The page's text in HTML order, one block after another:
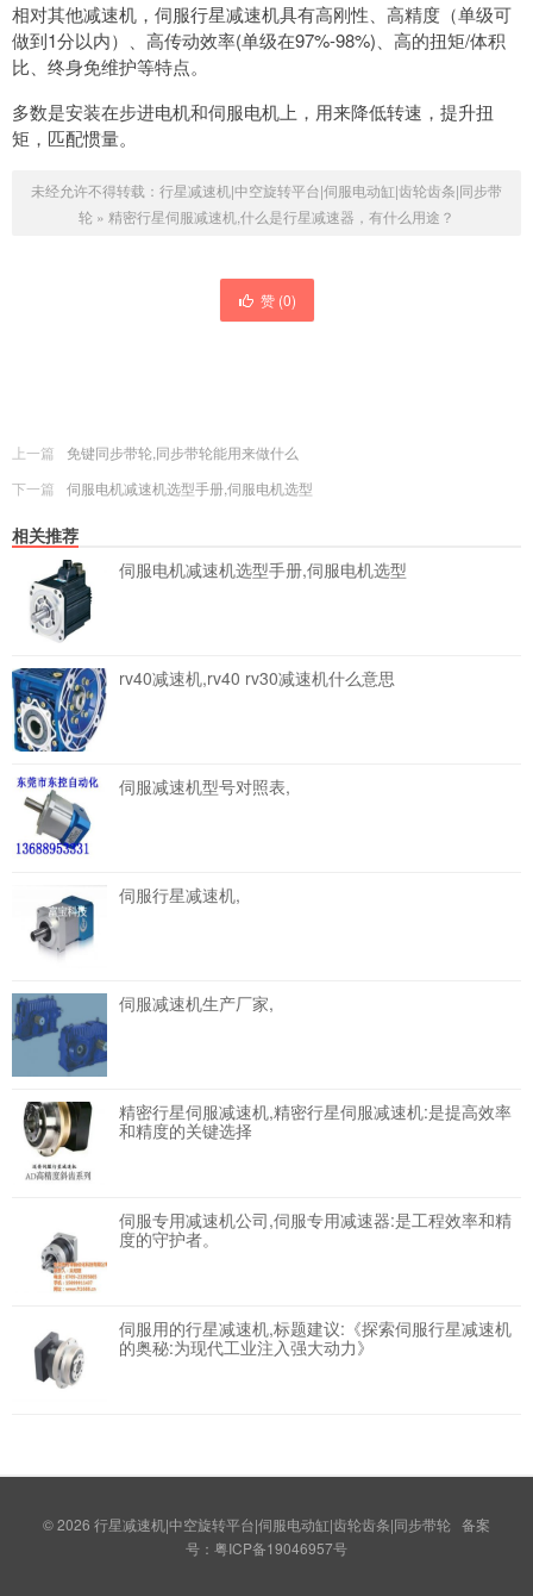
相对其他减速机，伺服行星减速机具有高刚性、高精度（单级可
做到1分以内）、高传动效率(单级在97%-98%)、高的扭矩/体积
比、终身免维护等特点。
多数是安装在步进电机和伺服电机上，用来降低转速，提升扭
矩，匹配惯量。
未经允许不得转载： 行星减速机|中空旋转平台|伺服电动缸|齿轮齿条|同步带
轮 » 精密行星伺服减速机,什么是行星减速器，有什么用途？
赞 (0)
上一篇
免键同步带轮,同步带轮能用来做什么
下一篇
伺服电机减速机选型手册,伺服电机选型
相关推荐
伺服电机减速机选型手册,伺服电机选型
rv40减速机,rv40 rv30减速机什么意思
伺服减速机型号对照表,
伺服行星减速机,
伺服减速机生产厂家,
精密行星伺服减速机,精密行星伺服减速机:是提高效率
和精度的关键选择
伺服专用减速机公司,伺服专用减速器:是工程效率和精
度的守护者。
伺服用的行星减速机,标题建议:《探索伺服行星减速机
的奥秘:为现代工业注入强大动力》
© 2026 行星减速机|中空旋转平台|伺服电动缸|齿轮齿条|同步带轮 备案
号： 粤ICP备19046957号